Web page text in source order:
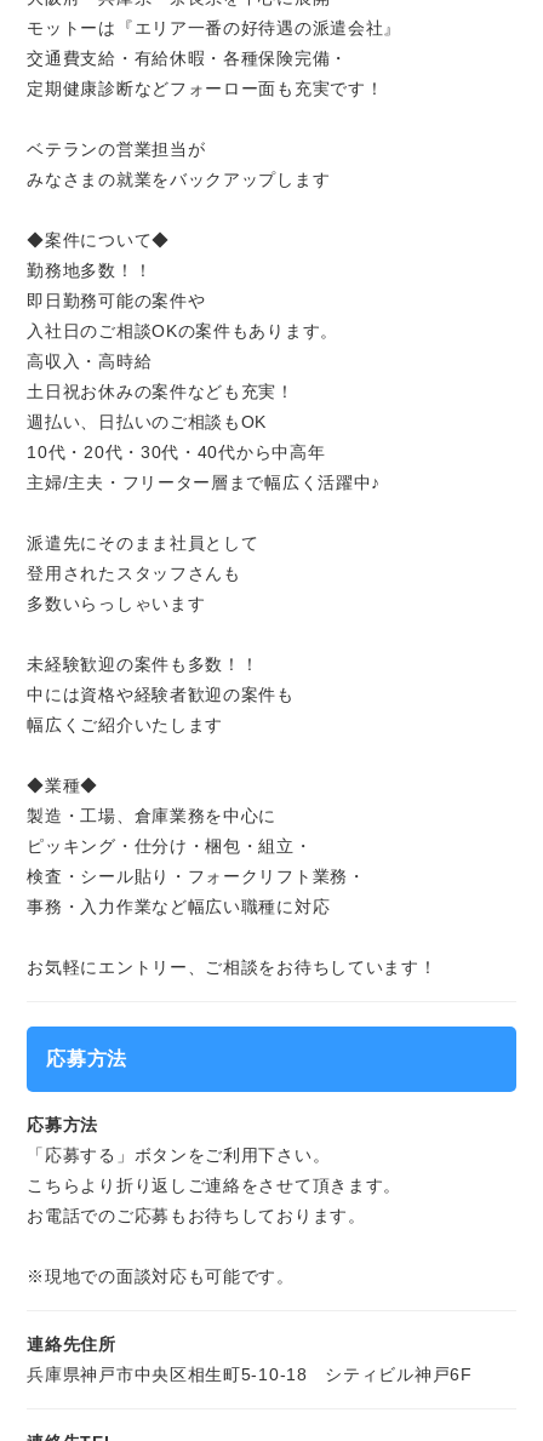
モットーは『エリア一番の好待遇の派遣会社』
交通費支給・有給休暇・各種保険完備・
定期健康診断などフォーロー面も充実です！
ベテランの営業担当が
みなさまの就業をバックアップします
◆案件について◆
勤務地多数！！
即日勤務可能の案件や
入社日のご相談OKの案件もあります。
高収入・高時給
土日祝お休みの案件なども充実！
週払い、日払いのご相談もOK
10代・20代・30代・40代から中高年
主婦/主夫・フリーター層まで幅広く活躍中♪
派遣先にそのまま社員として
登用されたスタッフさんも
多数いらっしゃいます
未経験歓迎の案件も多数！！
中には資格や経験者歓迎の案件も
幅広くご紹介いたします
◆業種◆
製造・工場、倉庫業務を中心に
ピッキング・仕分け・梱包・組立・
検査・シール貼り・フォークリフト業務・
事務・入力作業など幅広い職種に対応
お気軽にエントリー、ご相談をお待ちしています！
応募方法
応募方法
「応募する」ボタンをご利用下さい。
こちらより折り返しご連絡をさせて頂きます。
お電話でのご応募もお待ちしております。
※現地での面談対応も可能です。
連絡先住所
兵庫県神戸市中央区相生町5-10-18 シティビル神戸6F